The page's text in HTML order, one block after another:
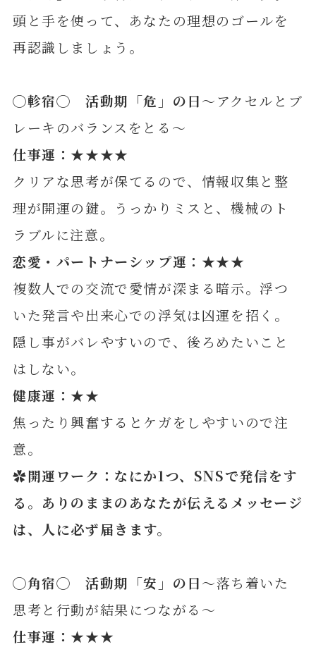
頭と手を使って、あなたの理想のゴールを
再認識しましょう。
◯軫宿◯ 活動期「危」の日～アクセルとブ
レーキのバランスをとる～
仕事運：★★★★
クリアな思考が保てるので、情報収集と整
理が開運の鍵。うっかりミスと、機械のト
ラブルに注意。
恋愛・パートナーシップ運：★★★
複数人での交流で愛情が深まる暗示。浮つ
いた発言や出来心での浮気は凶運を招く。
隠し事がバレやすいので、後ろめたいこと
はしない。
健康運：★★
焦ったり興奮するとケガをしやすいので注
意。
✿開運ワーク：なにか1つ、SNSで発信をす
る。 ありのままのあなたが伝えるメッセージ
は、人に必ず届きます。
◯角宿◯ 活動期「安」の日～落ち着いた
思考と行動が結果につながる～
仕事運：★★★